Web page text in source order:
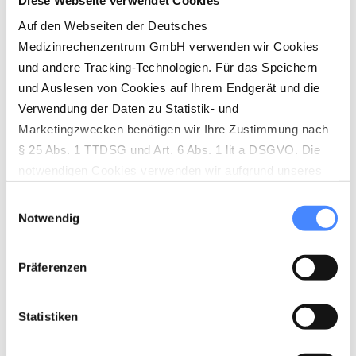
Auf den Webseiten der Deutsches
Medizinrechenzentrum GmbH verwenden wir Cookies
und andere Tracking-Technologien. Für das Speichern
und Auslesen von Cookies auf Ihrem Endgerät und die
Verwendung der Daten zu Statistik- und
Marketingzwecken benötigen wir Ihre Zustimmung nach
§ 25 Abs. 1 TTDSG und Art. 6 Abs. 1 lit a DSGVO. Die
Herstellung der vollständigen Funktionalität unserer
notwendigen Cookies werden nur gesetzt, wenn eine
lit. a DSGVO). Die Einwilligung wird über den sog.
Notwendig
Präferenzen
Statistiken